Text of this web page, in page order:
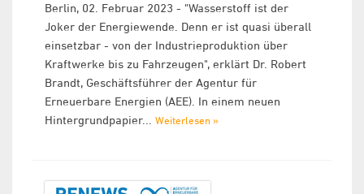
Berlin, 02. Februar 2023 - "Wasserstoff ist der
Joker der Energiewende. Denn er ist quasi überall
einsetzbar - von der Industrieproduktion über
Kraftwerke bis zu Fahrzeugen", erklärt Dr. Robert
Brandt, Geschäftsführer der Agentur für
Erneuerbare Energien (AEE). In einem neuen
Hintergrundpapier... Weiterlesen »